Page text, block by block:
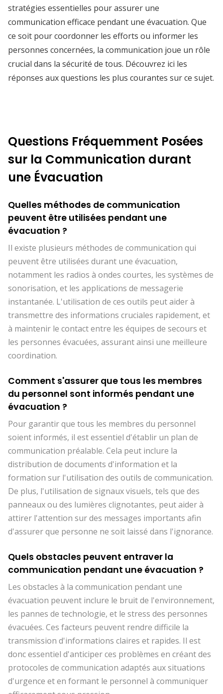
stratégies essentielles pour assurer une
communication efficace pendant une évacuation. Que
ce soit pour coordonner les efforts ou informer les
personnes concernées, la communication joue un rôle
crucial dans la sécurité de tous. Découvrez ici les
réponses aux questions les plus courantes sur ce sujet.
Questions Fréquemment Posées
sur la Communication durant
une Évacuation
Quelles méthodes de communication
peuvent être utilisées pendant une
évacuation ?
Il existe plusieurs méthodes de communication qui
peuvent être utilisées durant une évacuation,
notamment les radios à ondes courtes, les systèmes de
sonorisation, et les applications de messagerie
instantanée. L'utilisation de ces outils peut aider à
transmettre des informations cruciales rapidement, et
à maintenir le contact entre les équipes de secours et
les personnes évacuées, assurant ainsi une meilleure
coordination.
Comment s'assurer que tous les membres
du personnel sont informés pendant une
évacuation ?
Pour garantir que tous les membres du personnel
soient informés, il est essentiel d'établir un plan de
communication préalable. Cela peut inclure la
distribution de documents d'information et la
formation sur l'utilisation des outils de communication.
De plus, l'utilisation de signaux visuels, tels que des
panneaux ou des lumières clignotantes, peut aider à
attirer l'attention sur des messages importants afin
d'assurer que personne ne soit laissé dans l'ignorance.
Quels obstacles peuvent entraver la
communication pendant une évacuation ?
Les obstacles à la communication pendant une
évacuation peuvent inclure le bruit de l'environnement,
les pannes de technologie, et le stress des personnes
évacuées. Ces facteurs peuvent rendre difficile la
transmission d'informations claires et rapides. Il est
donc essentiel d'anticiper ces problèmes en créant des
protocoles de communication adaptés aux situations
d'urgence et en formant le personnel à communiquer